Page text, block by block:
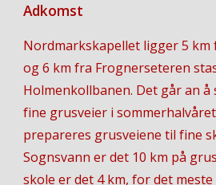
Adkomst
Nordmarkskapellet ligger 5 km
og 6 km fra Frognerseteren
Holmenkollbanen. Det går an å
fine grusveier i
prepareres grusveiene til fine
Sognsvann er det 10 km på
skole er det 4 km, for det